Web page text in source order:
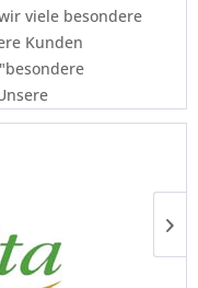
viele besondere
Kunden
Kunden, dem wir
zeichnet uns
Kunden auf der
findet
statt.